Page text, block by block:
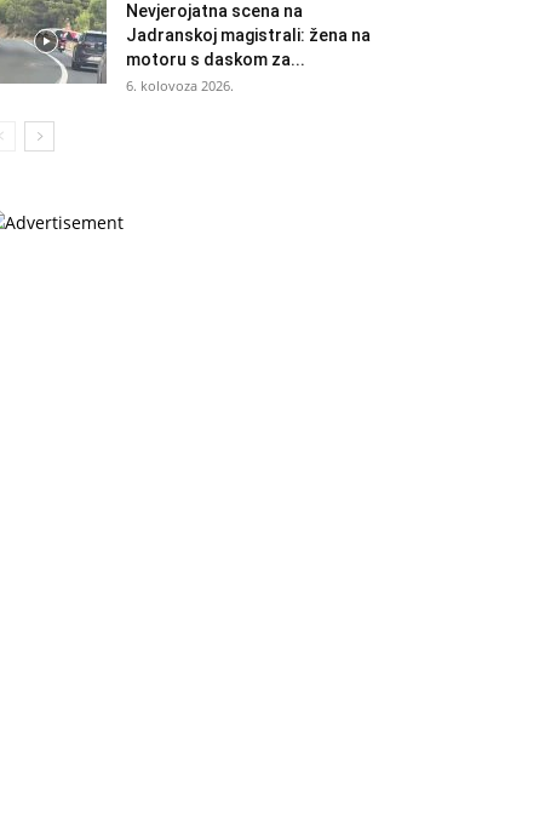
Nevjerojatna scena na
Jadranskoj magistrali: žena na
motoru s daskom za...
6. kolovoza 2026.